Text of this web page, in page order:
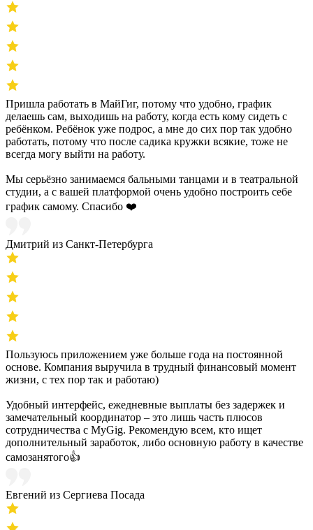
Пришла работать в МайГиг, потому что удобно, график
делаешь сам, выходишь на работу, когда есть кому сидеть с
ребёнком. Ребёнок уже подрос, а мне до сих пор так удобно
работать, потому что после садика кружки всякие, тоже не
всегда могу выйти на работу.
Мы серьёзно занимаемся бальными танцами и в театральной
студии, а с вашей платформой очень удобно построить себе
график самому. Спасибо ❤️
Дмитрий из Санкт-Петербурга
Пользуюсь приложением уже больше года на постоянной
основе. Компания выручила в трудный финансовый момент
жизни, с тех пор так и работаю)
Удобный интерфейс, ежедневные выплаты без задержек и
замечательный координатор – это лишь часть плюсов
сотрудничества с MyGig. Рекомендую всем, кто ищет
дополнительный заработок, либо основную работу в качестве
самозанятого👍
Евгений из Сергиева Посада